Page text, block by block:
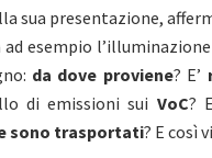
sua presentazione,
esempio
da dove proviene? E’
di emissioni sui VoC?
sono trasportati? E così